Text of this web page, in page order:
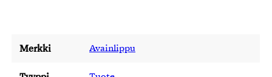
Merkki Avainlippu